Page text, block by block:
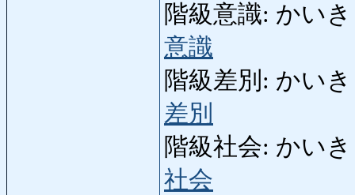
階級意識: かいき
意識
階級差別: かい
差別
階級社会: かい
社会